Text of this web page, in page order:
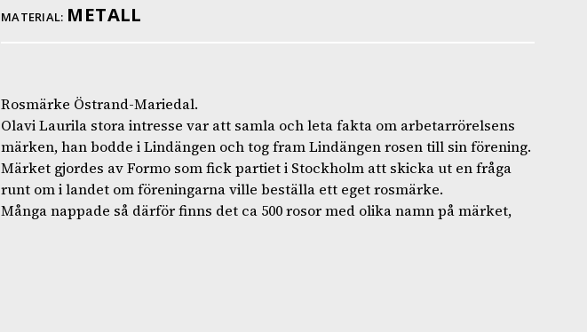
MATERIAL: METALL
Rosmärke Östrand-Mariedal.
Olavi Laurila stora intresse var att samla och leta fakta om arbetarrörelsens
märken, han bodde i Lindängen och tog fram Lindängen rosen till sin förening.
Märket gjordes av Formo som fick partiet i Stockholm att skicka ut en fråga
runt om i landet om föreningarna ville beställa ett eget rosmärke.
Många nappade så därför finns det ca 500 rosor med olika namn på märket,